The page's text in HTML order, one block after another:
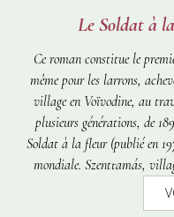
Le Soldat à
Ce roman constitue le
même pour les larrons,
village en Voïvodine, au
plusieurs générations, de
Soldat à la fleur (publié en
mondiale. Szenttamás,
dur labeur sur les terres.
populations allemandes,